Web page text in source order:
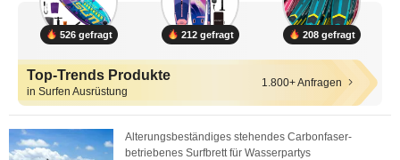
526 gefragt 212 gefragt 208 gefragt
Top-Trends Produkte
in Surfen Ausrüstung
1.800+ Anfragen
Alterungsbeständiges stehendes Carbonfaser-
betriebenes Surfbrett für Wasserpartys